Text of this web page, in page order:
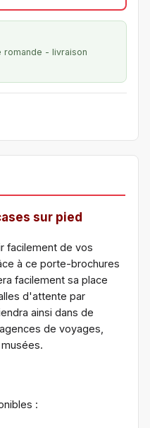
romande - livraison
sur pied
facilement de vos
à ce porte-brochures
facilement sa place
d'attente par
ainsi dans de
de voyages,
: